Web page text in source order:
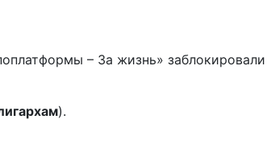
– За жизнь» заблокировали
).